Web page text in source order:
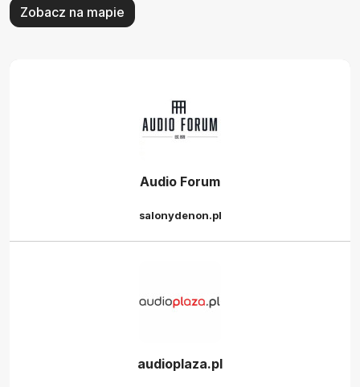
Zobacz na mapie
Audio Forum
salonydenon.pl
audioplaza.pl